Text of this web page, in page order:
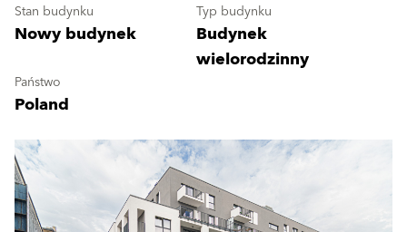
Stan budynku
Nowy budynek
Typ budynku
Budynek
wielorodzinny
Państwo
Poland